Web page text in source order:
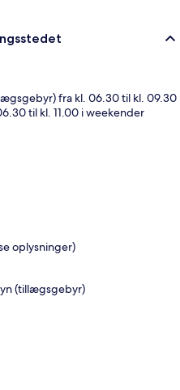
fra kl. 06.30 til kl. 09.30
til kl. 11.00 i weekender
oplysninger)
(tillægsgebyr)